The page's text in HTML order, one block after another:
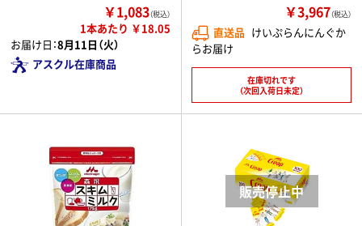
￥1,083（税込）
1本あたり ￥18.05
お届け日：8月11日（火）
アスクル在庫商品
￥3,967（税込）
直送品 けいぷらんにんぐか
らお届け
在庫切れです
（次回入荷日未定）